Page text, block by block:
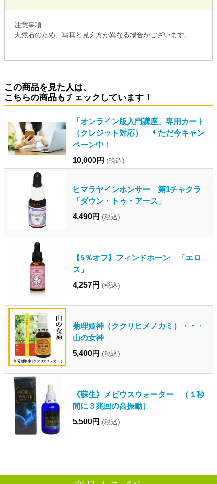
注意事項
天然石のため、写真と見え方が異なる場合がございます。
この商品を見た人は、
こちらの商品もチェックしています！
「オンライン版入門講座」専用カート
（クレジット対応） ＊ただ今キャン
ペーン中！
10,000円 (税込)
ヒマラヤインホンサー 第1チャクラ
「ダウン・トゥ・アース」
4,490円 (税込)
【5％オフ】フィンドホーン 「エロ
ス」
4,257円 (税込)
菊理姫神（ククリヒメノカミ）・・・
山の女神
5,400円 (税込)
《蘇生》メビウスウォーター （１秒
間に３兆回の高振動）
5,500円 (税込)